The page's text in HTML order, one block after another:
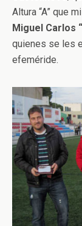
Altura “A” que
Miguel Carlos
quienes se les
efeméride.